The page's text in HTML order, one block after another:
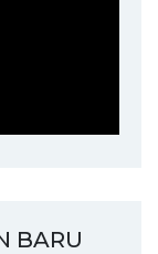
BARU